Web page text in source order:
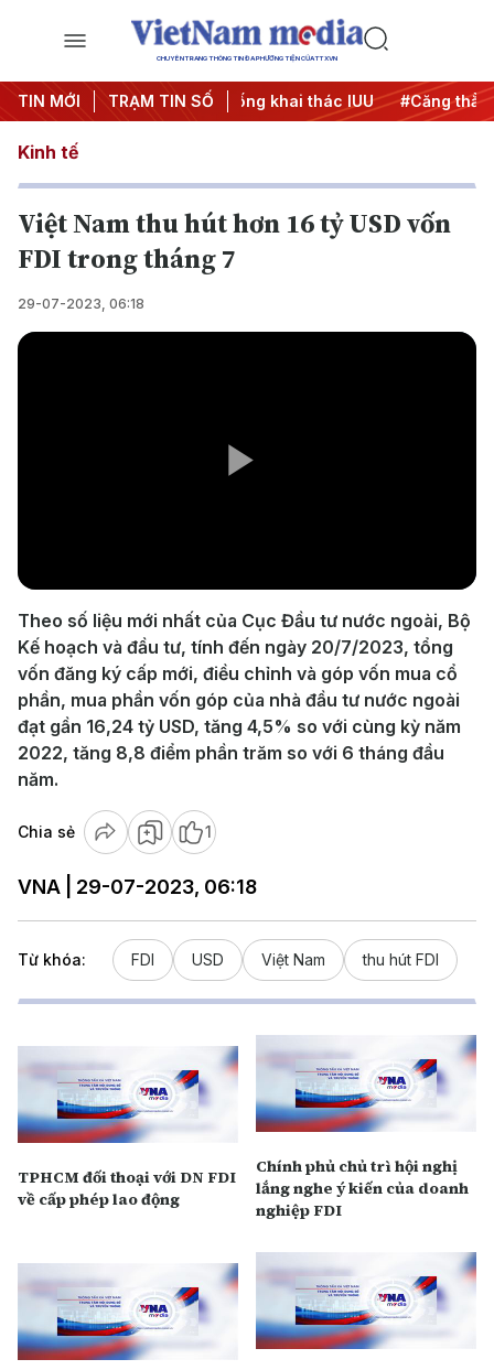
CHUYÊN TRANG THÔNG TIN ĐA PHƯƠNG TIỆN CỦA TTXVN
TIN MỚI TRẠM TIN SỐ
500 ngày đêm #Chống khai thác IUU #Căng thẳng
Kinh tế
Việt Nam thu hút hơn 16 tỷ USD vốn
FDI trong tháng 7
29-07-2023, 06:18
Video
Theo số liệu mới nhất của Cục Đầu tư nước ngoài, Bộ
Kế hoạch và đầu tư, tính đến ngày 20/7/2023, tổng
vốn đăng ký cấp mới, điều chỉnh và góp vốn mua cổ
phần, mua phần vốn góp của nhà đầu tư nước ngoài
đạt gần 16,24 tỷ USD, tăng 4,5% so với cùng kỳ năm
2022, tăng 8,8 điểm phần trăm so với 6 tháng đầu
năm.
Chia sẻ 1
VNA | 29-07-2023, 06:18
Từ khóa: FDI USD Việt Nam thu hút FDI
TPHCM đối thoại với DN FDI
về cấp phép lao động
Chính phủ chủ trì hội nghị
lắng nghe ý kiến của doanh
nghiệp FDI